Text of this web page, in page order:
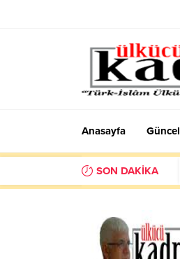
Anasayfa Güncel
SON DAKİKA